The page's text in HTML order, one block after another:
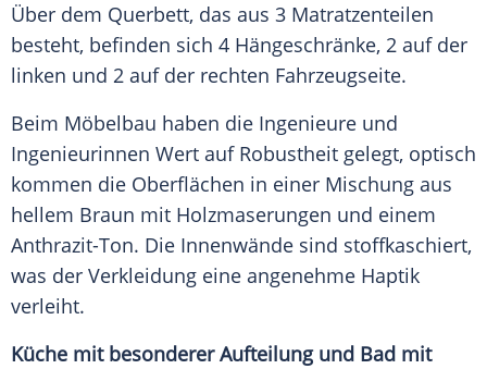
Über dem Querbett, das aus 3 Matratzenteilen
besteht, befinden sich 4 Hängeschränke, 2 auf der
linken und 2 auf der rechten Fahrzeugseite.
Beim Möbelbau haben die Ingenieure und
Ingenieurinnen Wert auf Robustheit gelegt, optisch
kommen die Oberflächen in einer Mischung aus
hellem Braun mit Holzmaserungen und einem
Anthrazit-Ton. Die Innenwände sind stoffkaschiert,
was der Verkleidung eine angenehme Haptik
verleiht.
Küche mit besonderer Aufteilung und Bad mit